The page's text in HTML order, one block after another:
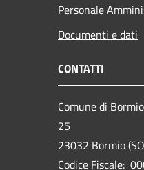
Personale
Documenti e dati
CONTATTI
Comune di
25
23032 Bormio
Codice Fiscale: